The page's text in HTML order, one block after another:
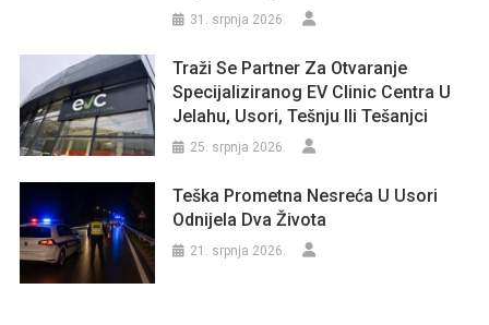
31. srpnja 2026.
Traži Se Partner Za Otvaranje
Specijaliziranog EV Clinic Centra U
Jelahu, Usori, Tešnju Ili Tešanjci
25. srpnja 2026.
Teška Prometna Nesreća U Usori
Odnijela Dva Života
21. srpnja 2026.